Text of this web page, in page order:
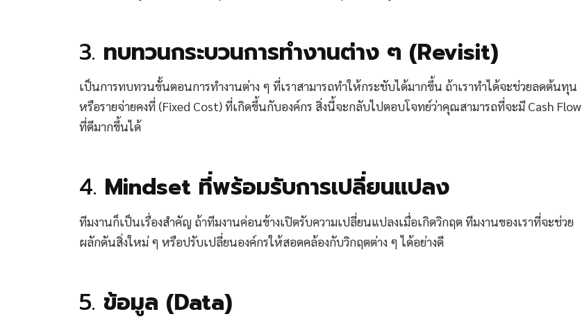
3. ทบทวนกระบวนการทำงานต่าง ๆ (Revisit)
เป็นการทบทวนขั้นตอนการทำงานต่าง ๆ ที่เราสามารถทำให้กระชับได้มากขึ้น ถ้าเราทำได้จะช่วยลดต้นทุน
หรือรายจ่ายคงที่ (Fixed Cost) ที่เกิดขึ้นกับองค์กร สิ่งนี้จะกลับไปตอบโจทย์ว่าคุณสามารถที่จะมี Cash Flow
ที่ดีมากขึ้นได้
4. Mindset ที่พร้อมรับการเปลี่ยนแปลง
ทีมงานก็เป็นเรื่องสำคัญ ถ้าทีมงานค่อนข้างเปิดรับความเปลี่ยนแปลงเมื่อเกิดวิกฤต ทีมงานของเราที่จะช่วย
ผลักดันสิ่งใหม่ ๆ หรือปรับเปลี่ยนองค์กรให้สอดคล้องกับวิกฤตต่าง ๆ ได้อย่างดี
5. ข้อมูล (Data)